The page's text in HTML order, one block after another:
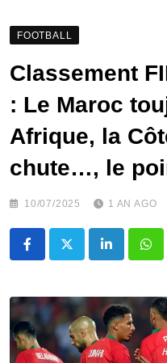
FOOTBALL
Classement
: Le Maroc
Afrique, la
chute…, le
10/07/2025 1 AN AGO
LinkedIn